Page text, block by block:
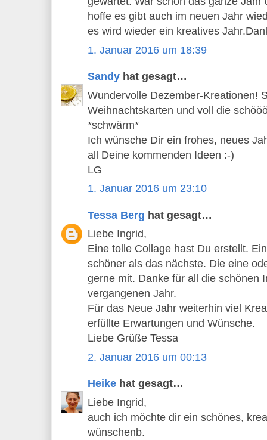
hoffe es gibt auch im neuen Jahr
es wird wieder ein kreatives
1. Januar 2016 um 18:39
Sandy hat gesagt…
Wundervolle Dezember-Kreationen!
Weihnachtskarten und voll die
*schwärm*
Ich wünsche Dir ein frohes, neues
all Deine kommenden Ideen :-)
LG
1. Januar 2016 um 23:10
Tessa Berg hat gesagt…
Liebe Ingrid,
Eine tolle Collage hast Du erstellt.
schöner als das nächste. Die eine
gerne mit. Danke für all die schönen
vergangenen Jahr.
Für das Neue Jahr weiterhin viel
erfüllte Erwartungen und Wünsche.
Liebe Grüße Tessa
2. Januar 2016 um 00:13
Heike hat gesagt…
Liebe Ingrid,
auch ich möchte dir ein schönes,
wünschenb.